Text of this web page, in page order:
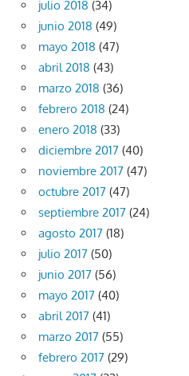
julio 2018 (34)
junio 2018 (49)
mayo 2018 (47)
abril 2018 (43)
marzo 2018 (36)
febrero 2018 (24)
enero 2018 (33)
diciembre 2017 (40)
noviembre 2017 (47)
octubre 2017 (47)
septiembre 2017 (24)
agosto 2017 (18)
julio 2017 (50)
junio 2017 (56)
mayo 2017 (40)
abril 2017 (41)
marzo 2017 (55)
febrero 2017 (29)